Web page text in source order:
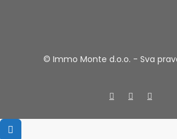
© Immo Monte d.o.o. - Sva